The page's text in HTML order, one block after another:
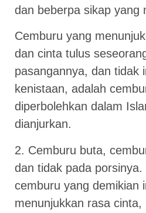
dan beberpa sikap yang
Cemburu yang
dan cinta tulus
pasangannya, dan tidak
kenistaan, adalah
diperbolehkan dalam
dianjurkan.
2. Cemburu buta,
dan tidak pada
cemburu yang demikian
menunjukkan rasa